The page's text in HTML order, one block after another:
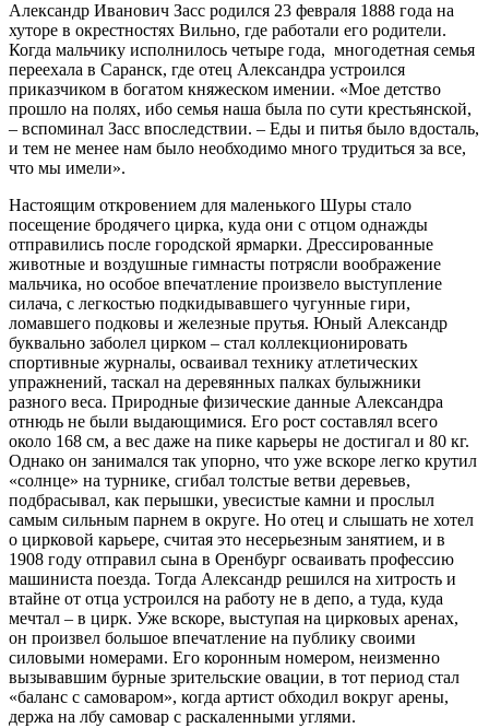
Александр Иванович Засс родился 23 февраля 1888 года на
хуторе в окрестностях Вильно, где работали его родители.
Когда мальчику исполнилось четыре года, многодетная семья
переехала в Саранск, где отец Александра устроился
приказчиком в богатом княжеском имении. «Мое детство
прошло на полях, ибо семья наша была по сути крестьянской,
– вспоминал Засс впоследствии. – Еды и питья было вдосталь,
и тем не менее нам было необходимо много трудиться за все,
что мы имели».
Настоящим откровением для маленького Шуры стало
посещение бродячего цирка, куда они с отцом однажды
отправились после городской ярмарки. Дрессированные
животные и воздушные гимнасты потрясли воображение
мальчика, но особое впечатление произвело выступление
силача, с легкостью подкидывавшего чугунные гири,
ломавшего подковы и железные прутья. Юный Александр
буквально заболел цирком – стал коллекционировать
спортивные журналы, осваивал технику атлетических
упражнений, таскал на деревянных палках булыжники
разного веса. Природные физические данные Александра
отнюдь не были выдающимися. Его рост составлял всего
около 168 см, а вес даже на пике карьеры не достигал и 80 кг.
Однако он занимался так упорно, что уже вскоре легко крутил
«солнце» на турнике, сгибал толстые ветви деревьев,
подбрасывал, как перышки, увесистые камни и прослыл
самым сильным парнем в округе. Но отец и слышать не хотел
о цирковой карьере, считая это несерьезным занятием, и в
1908 году отправил сына в Оренбург осваивать профессию
машиниста поезда. Тогда Александр решился на хитрость и
втайне от отца устроился на работу не в депо, а туда, куда
мечтал – в цирк. Уже вскоре, выступая на цирковых аренах,
он произвел большое впечатление на публику своими
силовыми номерами. Его коронным номером, неизменно
вызывавшим бурные зрительские овации, в тот период стал
«баланс с самоваром», когда артист обходил вокруг арены,
держа на лбу самовар с раскаленными углями.